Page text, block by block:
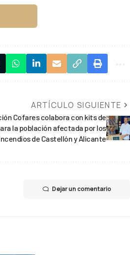
ARTÍCULO SIGUIENTE
Cofares colabora con kits de
la población afectada por los
de Castellón y Alicante
Dejar un comentario